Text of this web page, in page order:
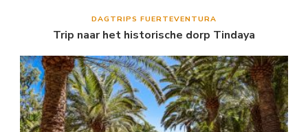
DAGTRIPS FUERTEVENTURA
Trip naar het historische dorp Tindaya